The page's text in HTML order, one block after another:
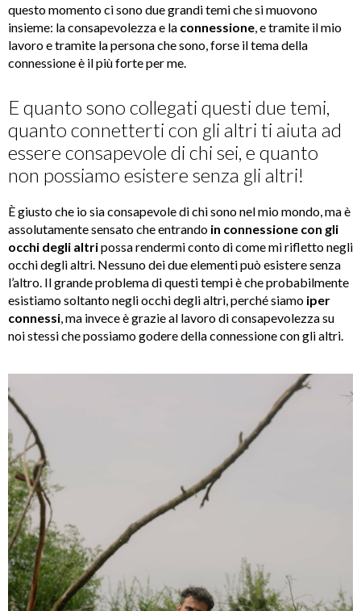
questo momento ci sono due grandi temi che si muovono
insieme: la consapevolezza e la connessione, e tramite il mio
lavoro e tramite la persona che sono, forse il tema della
connessione è il più forte per me.
E quanto sono collegati questi due temi,
quanto connetterti con gli altri ti aiuta ad
essere consapevole di chi sei, e quanto
non possiamo esistere senza gli altri!
È giusto che io sia consapevole di chi sono nel mio mondo, ma è
assolutamente sensato che entrando in connessione con gli
occhi degli altripossa rendermi conto di come mi rifletto negli
occhi degli altri. Nessuno dei due elementi può esistere senza
l’altro. Il grande problema di questi tempi è che probabilmente
esistiamo soltanto negli occhi degli altri, perché siamo iper
connessi, ma invece è grazie al lavoro di consapevolezza su
noi stessi che possiamo godere della connessione con gli altri.